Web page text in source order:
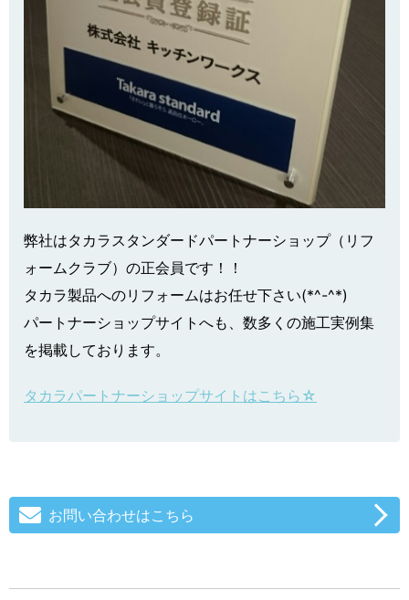
弊社はタカラスタンダードパートナーショップ（リフ
ォームクラブ）の正会員です！！
タカラ製品へのリフォームはお任せ下さい(*^-^*)
パートナーショップサイトへも、数多くの施工実例集
を掲載しております。
タカラパートナーショップサイトはこちら☆
お問い合わせはこちら